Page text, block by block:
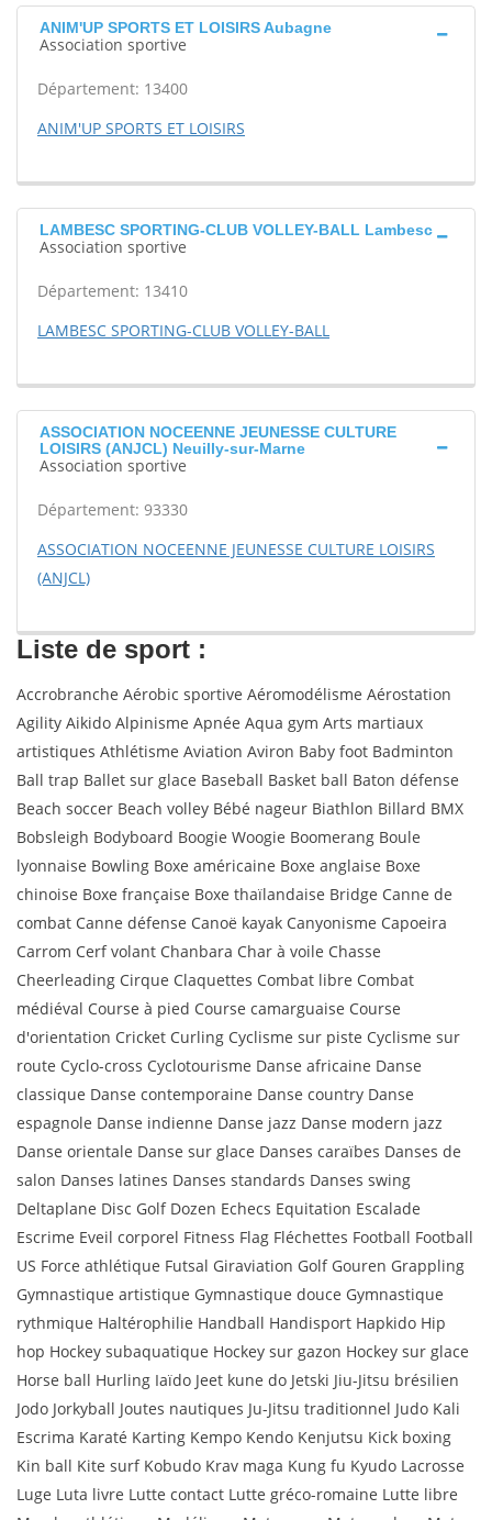
ANIM'UP SPORTS ET LOISIRS Aubagne
Association sportive
Département: 13400
ANIM'UP SPORTS ET LOISIRS
LAMBESC SPORTING-CLUB VOLLEY-BALL Lambesc
Association sportive
Département: 13410
LAMBESC SPORTING-CLUB VOLLEY-BALL
ASSOCIATION NOCEENNE JEUNESSE CULTURE
LOISIRS (ANJCL) Neuilly-sur-Marne
Association sportive
Département: 93330
ASSOCIATION NOCEENNE JEUNESSE CULTURE LOISIRS
(ANJCL)
Liste de sport :
Accrobranche Aérobic sportive Aéromodélisme Aérostation
Agility Aikido Alpinisme Apnée Aqua gym Arts martiaux
artistiques Athlétisme Aviation Aviron Baby foot Badminton
Ball trap Ballet sur glace Baseball Basket ball Baton défense
Beach soccer Beach volley Bébé nageur Biathlon Billard BMX
Bobsleigh Bodyboard Boogie Woogie Boomerang Boule
lyonnaise Bowling Boxe américaine Boxe anglaise Boxe
chinoise Boxe française Boxe thaïlandaise Bridge Canne de
combat Canne défense Canoë kayak Canyonisme Capoeira
Carrom Cerf volant Chanbara Char à voile Chasse
Cheerleading Cirque Claquettes Combat libre Combat
médiéval Course à pied Course camarguaise Course
d'orientation Cricket Curling Cyclisme sur piste Cyclisme sur
route Cyclo-cross Cyclotourisme Danse africaine Danse
classique Danse contemporaine Danse country Danse
espagnole Danse indienne Danse jazz Danse modern jazz
Danse orientale Danse sur glace Danses caraïbes Danses de
salon Danses latines Danses standards Danses swing
Deltaplane Disc Golf Dozen Echecs Equitation Escalade
Escrime Eveil corporel Fitness Flag Fléchettes Football Football
US Force athlétique Futsal Giraviation Golf Gouren Grappling
Gymnastique artistique Gymnastique douce Gymnastique
rythmique Haltérophilie Handball Handisport Hapkido Hip
hop Hockey subaquatique Hockey sur gazon Hockey sur glace
Horse ball Hurling Iaïdo Jeet kune do Jetski Jiu-Jitsu brésilien
Jodo Jorkyball Joutes nautiques Ju-Jitsu traditionnel Judo Kali
Escrima Karaté Karting Kempo Kendo Kenjutsu Kick boxing
Kin ball Kite surf Kobudo Krav maga Kung fu Kyudo Lacrosse
Luge Luta livre Lutte contact Lutte gréco-romaine Lutte libre